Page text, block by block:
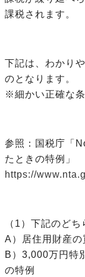
課税されます。
下記は、わかり
のとなります。
※細かい正確な
参照：国税庁「
たときの特例」
https://
（1）下記のど
A）居住用財産の
B）3,000万円特
の特例